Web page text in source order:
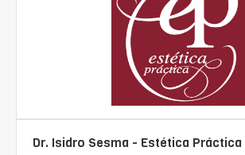
Dr. Isidro Sesma - Estética Práctica